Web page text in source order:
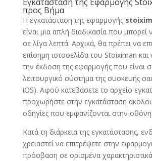
προς Βήμα
Η εγκατάσταση της εφαρμογής
είναι μια απλή διαδικασία που
σε λίγα λεπτά. Αρχικά, θα πρέπει να
επίσημη ιστοσελίδα του Stoiximan και
την έκδοση της εφαρμογής που είναι
λειτουργικό σύστημα της συσκευής
iOS). Αφού κατεβάσετε το αρχείο
προχωρήστε στην εγκατάσταση
οδηγίες που εμφανίζονται στην οθόνη.
Κατά τη διάρκεια της εγκατάστασης,
χρειαστεί να επιτρέψετε στην
πρόσβαση σε ορισμένα